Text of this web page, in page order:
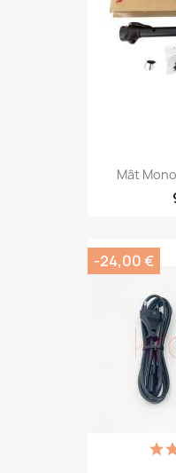
Mât
-24,00 €